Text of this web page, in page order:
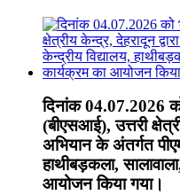
दिनांक 04.07.2026
(बीएसआई), उत्तरी
अभियान के अंतर्गत
हाथीबड़कला,
आयोजन किया गया।